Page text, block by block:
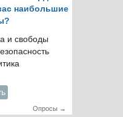
наибольшие
и свободы
Опросы →